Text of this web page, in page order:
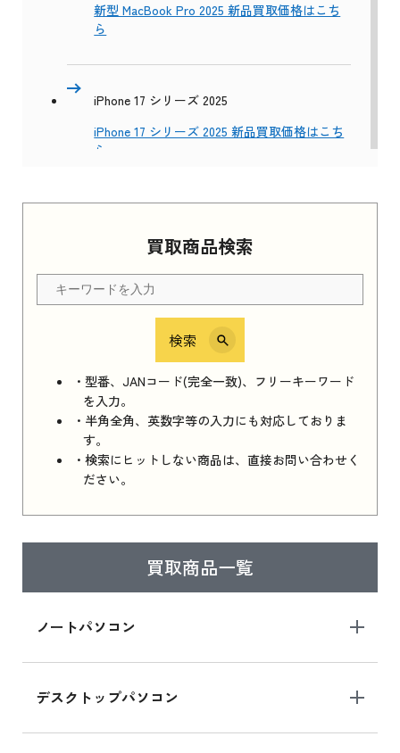
買取商品検索
検索
・型番、JANコード(完全一致)、フリーキーワード
を入力。
・半角全角、英数字等の入力にも対応しておりま
す。
・検索にヒットしない商品は、直接お問い合わせく
ださい。
買取商品一覧
ノートパソコン
デスクトップパソコン
新型 MacBook Pro 2025 新品買取価格はこち
ら
iPhone 17 シリーズ 2025
iPhone 17 シリーズ 2025 新品買取価格はこち
ら
Apple Watch Series 11 2025 新品買取価格はこ
ちら
iPhone 16e シリーズ 2025
iPhone 16e シリーズ 2025 新品買取価格はこち
ら
iPad 11インチ 2025年春モデル
はこちら
ら
iPad mini シリーズ 2024
iPad mini 8.3インチ の新品買取価格